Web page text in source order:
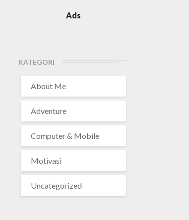
Ads
KATEGORI
About Me
Adventure
Computer & Mobile
Motivasi
Uncategorized